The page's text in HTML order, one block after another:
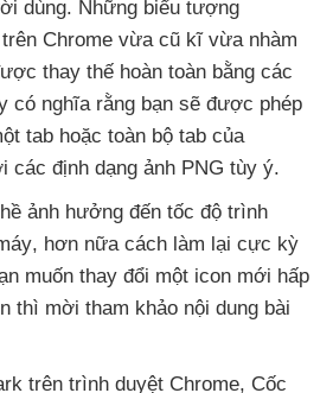
dùng. Những biểu tượng
Chrome vừa cũ kĩ vừa nhàm
thay thế hoàn toàn bằng các
có nghĩa rằng bạn sẽ được phép
tab hoặc toàn bộ tab của
các định dạng ảnh PNG tùy ý.
ảnh hưởng đến tốc độ trình
, hơn nữa cách làm lại cực kỳ
muốn thay đổi một icon mới hấp
thì mời tham khảo nội dung bài
trên trình duyệt Chrome, Cốc